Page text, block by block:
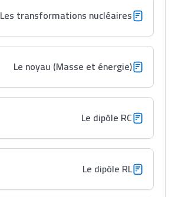
Les transformations nucléaires
Le noyau (Masse et énergie)
Le dipôle RC
Le dipôle RL